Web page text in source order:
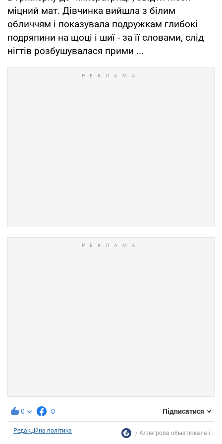
міцний мат. Дівчинка вийшла з білим
обличчям і показувала подружкам глибокі
подряпини на щоці і шиї - за її словами, слід
нігтів розбушувалася прими ...
0 0 Підписатися
Редакційна політика Аллегрова обматюкала і...